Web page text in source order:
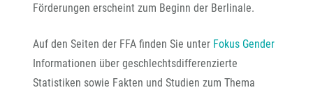
Förderungen erscheint zum Beginn der Berlinale.
Auf den Seiten der FFA finden Sie unter Fokus Gender
Informationen über geschlechtsdifferenzierte
Statistiken sowie Fakten und Studien zum Thema